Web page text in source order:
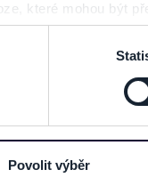
které mohou být
pro konkrétní
a nastavte si
o souborech cookie.
webových
návštěvnosti
Povolit výběr